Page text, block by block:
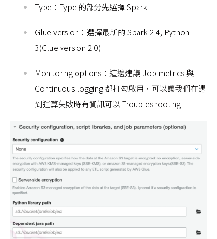
Type：Type 的部分先選擇 Spark
Glue version：選擇最新的 Spark 2.4, Python
3(Glue version 2.0)
Monitoring options：這邊建議 Job metrics 與
Continuous logging 都打勾啟用，可以讓我們在遇
到運算失敗時有資訊可以 Troubleshooting